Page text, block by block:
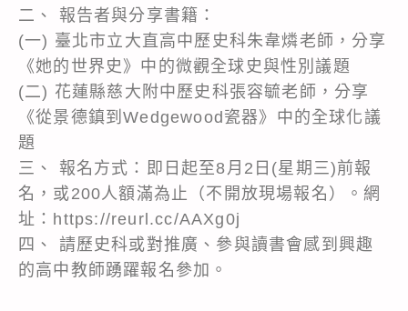
二、 報告者與分享書籍：
(一) 臺北市立大直高中歷史科朱韋燐老師，分享
《她的世界史》中的微觀全球史與性別議題
(二) 花蓮縣慈大附中歷史科張容毓老師，分享
《從景德鎮到Wedgewood瓷器》中的全球化議
題
三、 報名方式：即日起至8月2日(星期三)前報
名，或200人額滿為止（不開放現場報名）。網
址：https://reurl.cc/AAXg0j
四、 請歷史科或對推廣、參與讀書會感到興趣
的高中教師踴躍報名參加。